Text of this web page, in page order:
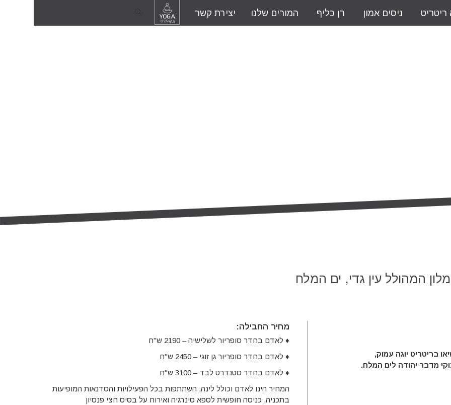
ריטריט ניסים אמון רן כליף המורים שלנו יצירת קשר
המהולל עין גדי, ים המלח
בריטריט יוגה עמוק,
מדבר יהודה לים המלח.
מחיר החבילה:
♦ לאדם בחדר סופריור לשלישיה – 2190 ש"ח
♦ לאדם בחדר סופריור גן זוגי – 2450 ש"ח
♦ לאדם בחדר סטנדרט לבד – 3100 ש"ח
המחיר הינו לאדם וכולל לינה, השתתפות בכל הפעילויות והסדנאות המופיעות
בתכניה, כניסה חופשית לספא סינרגיה ואירוח על בסיס חצי פנסיון